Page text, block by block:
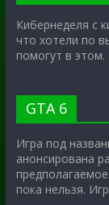
Кибернеделя с
что хотели по
помогут в этом.
GTA 6
Игра под
анонсирована
пока нельзя.